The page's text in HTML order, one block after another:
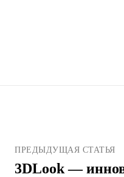
ПРЕДЫДУЩАЯ СТАТЬЯ
3DLook —